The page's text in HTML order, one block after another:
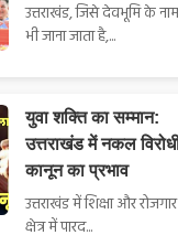
उत्तराखंड, जिसे देवभूमि के
भी जाना जाता है,...
युवा शक्ति का सम्मान:
उत्तराखंड में नकल
कानून का प्रभाव
उत्तराखंड में शिक्षा और
क्षेत्र में पारद...